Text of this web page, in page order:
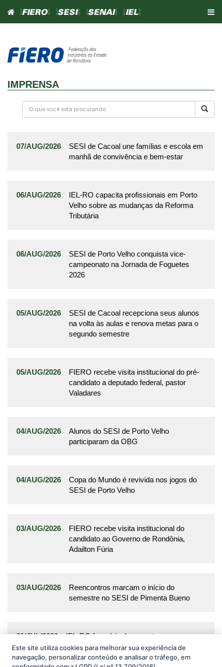
=FIERO= =SESI= =SENAI= =IEL=
IMPRENSA
07/AUG/2026
SESI de Cacoal une famílias e escola em
manhã de convivência e bem-estar
06/AUG/2026
IEL-RO capacita profissionais em Porto
Velho sobre as mudanças da Reforma
Tributária
06/AUG/2026
SESI de Porto Velho conquista vice-
campeonato na Jornada de Foguetes
2026
05/AUG/2026
SESI de Cacoal recepciona seus alunos
na volta às aulas e renova metas para o
segundo semestre
05/AUG/2026
FIERO recebe visita institucional do pré-
candidato a deputado federal, pastor
Valadares
04/AUG/2026
Alunos do SESI de Porto Velho
participaram da OBG
04/AUG/2026
Copa do Mundo é revivida nos jogos do
SESI de Porto Velho
03/AUG/2026
FIERO recebe visita institucional do
candidato ao Governo de Rondônia,
Adailton Fúria
03/AUG/2026
Reencontros marcam o início do
semestre no SESI de Pimenta Bueno
31/JUL/2026
IEL-RO faz série de encontros com os
conselheiros da FIERO
Este site utiliza cookies para melhorar sua experiência de
navegação, personalizar conteúdo e analisar o tráfego, em